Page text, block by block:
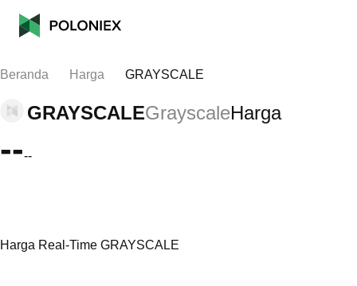
Beranda Harga GRAYSCALE
GRAYSCALEGrayscaleHarga
----
Harga Real-Time GRAYSCALE